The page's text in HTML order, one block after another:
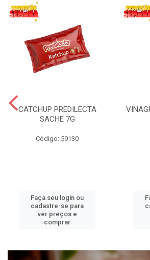
CATCHUP PREDILECTA
SACHE 7G
Código: 59130
Faça seu login ou
cadastre-se para
ver preços e
comprar